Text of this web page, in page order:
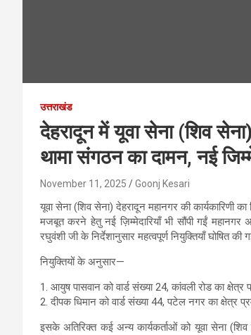
उत्तराखंड
देहरादून में यूवा सेना (शिव
थामा संगठन का दामन, नई
November 11, 2025 Goonj Kesari
यूवा सेना (शिव सेना) देहरादून महानगर की कार्यकारिणी
मजबूत करने हेतु नई ज़िम्मेदारियाँ भी सौंपी गईं महानगर
रघुवंशी जी के निर्देशानुसार महत्वपूर्ण नियुक्तियाँ घोषित की
नियुक्तियों के अनुसार—
1. आयुष पासवान को वार्ड संख्या 24, कांवली रोड का क्षेत्र
2. दीपक धिमान को वार्ड संख्या 44, पटेल नगर का क्षेत्र
इसके अतिरिक्त कई अन्य कार्यकर्ताओं को यूवा सेना